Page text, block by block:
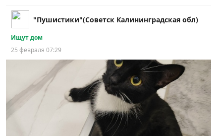
"Пушистики"(Советск Калининградская обл)
Ищут дом
25 февраля 07:29